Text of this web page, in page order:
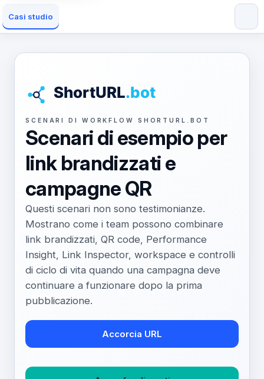
Casi studio
SCENARI DI WORKFLOW SHORTURL.BOT
Scenari di esempio per
link brandizzati e
campagne QR
Questi scenari non sono testimonianze.
Mostrano come i team possono combinare
link brandizzati, QR code, Performance
Insight, Link Inspector, workspace e controlli
di ciclo di vita quando una campagna deve
continuare a funzionare dopo la prima
pubblicazione.
Accorcia URL